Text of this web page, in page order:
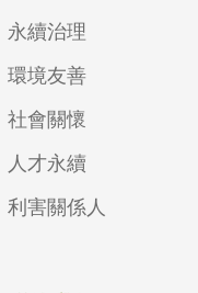
永續治理
環境友善
社會關懷
人才永續
利害關係人